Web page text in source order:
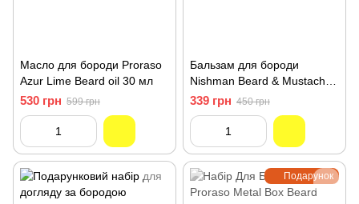
Масло для бороди Proraso
Azur Lime Beard oil 30 мл
530 грн 599 грн
Бальзам для бороди
Nishman Beard & Mustache
Styling Balm 100 мл
339 грн 450 грн
Подарунок